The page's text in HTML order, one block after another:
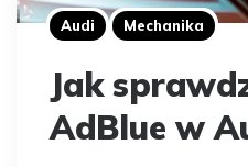
Audi Mechanika
Jak
AdBlue w